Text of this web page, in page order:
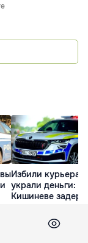
Избили курьера и
украли деньги: в
Кишиневе
30 Июл. 13:30